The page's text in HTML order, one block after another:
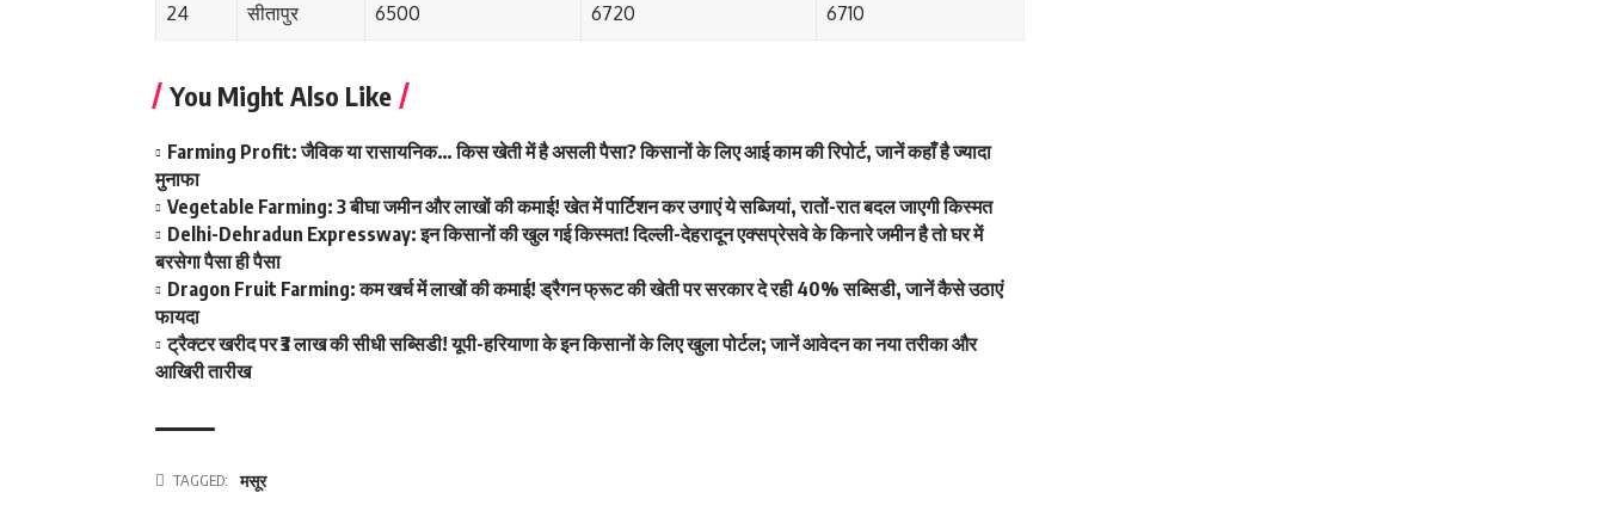
24 सीतापुर 6500 6720 6710
You Might Also Like
Farming Profit: जैविक या रासायनिक… किस खेती में है असली पैसा? किसानों के लिए आई काम की रिपोर्ट, जानें कहाँ है ज्यादा
मुनाफा
Vegetable Farming: 3 बीघा जमीन और लाखों की कमाई! खेत में पार्टिशन कर उगाएं ये सब्जियां, रातों-रात बदल जाएगी किस्मत
Delhi-Dehradun Expressway: इन किसानों की खुल गई किस्मत! दिल्ली-देहरादून एक्सप्रेसवे के किनारे जमीन है तो घर में
बरसेगा पैसा ही पैसा
Dragon Fruit Farming: कम खर्च में लाखों की कमाई! ड्रैगन फ्रूट की खेती पर सरकार दे रही 40% सब्सिडी, जानें कैसे उठाएं
फायदा
ट्रैक्टर खरीद पर ₹3 लाख की सीधी सब्सिडी! यूपी-हरियाणा के इन किसानों के लिए खुला पोर्टल; जानें आवेदन का नया तरीका और
आखिरी तारीख
TAGGED: मसूर